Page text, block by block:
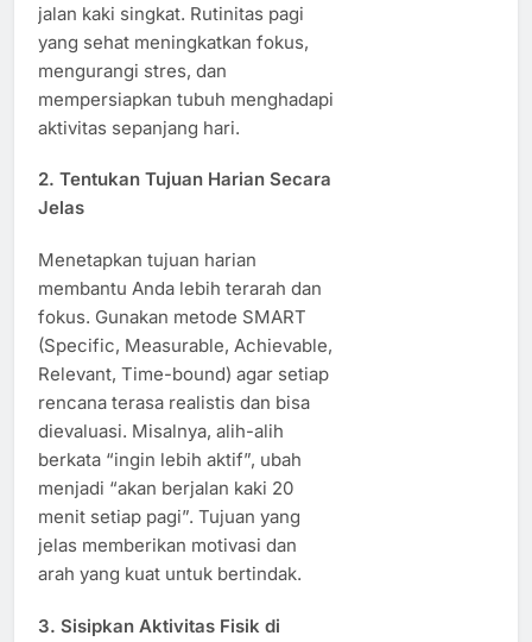
jalan kaki singkat. Rutinitas pagi
yang sehat meningkatkan fokus,
mengurangi stres, dan
mempersiapkan tubuh menghadapi
aktivitas sepanjang hari.
2. Tentukan Tujuan Harian Secara
Jelas
Menetapkan tujuan harian
membantu Anda lebih terarah dan
fokus. Gunakan metode SMART
(Specific, Measurable, Achievable,
Relevant, Time-bound) agar setiap
rencana terasa realistis dan bisa
dievaluasi. Misalnya, alih-alih
berkata “ingin lebih aktif”, ubah
menjadi “akan berjalan kaki 20
menit setiap pagi”. Tujuan yang
jelas memberikan motivasi dan
arah yang kuat untuk bertindak.
3. Sisipkan Aktivitas Fisik di